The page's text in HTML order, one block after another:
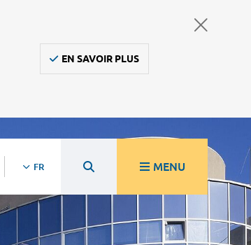
EN SAVOIR PLUS
FR MENU